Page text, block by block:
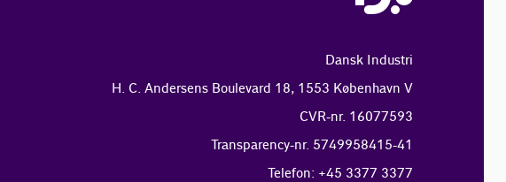
Dansk Industri
H. C. Andersens Boulevard 18, 1553 København V
CVR-nr. 16077593
Transparency-nr. 5749958415-41
Telefon: +45 3377 3377